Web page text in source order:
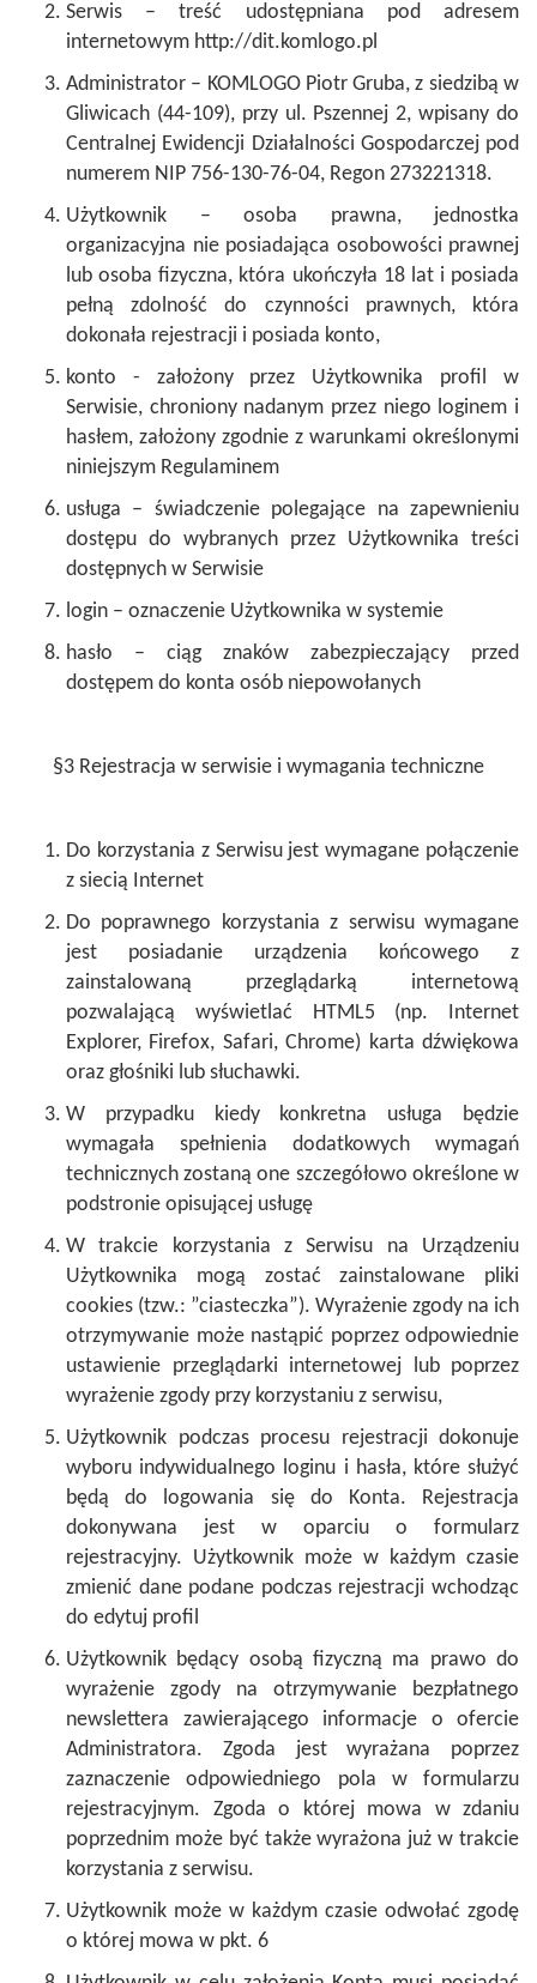
Serwis – treść udostępniana pod adresem
internetowym http://dit.komlogo.pl
Administrator – KOMLOGO Piotr Gruba, z siedzibą w
Gliwicach (44-109), przy ul. Pszennej 2, wpisany do
Centralnej Ewidencji Działalności Gospodarczej pod
numerem NIP 756-130-76-04, Regon 273221318.
Użytkownik – osoba prawna, jednostka
organizacyjna nie posiadająca osobowości prawnej
lub osoba fizyczna, która ukończyła 18 lat i posiada
pełną zdolność do czynności prawnych, która
dokonała rejestracji i posiada konto,
konto - założony przez Użytkownika profil w
Serwisie, chroniony nadanym przez niego loginem i
hasłem, założony zgodnie z warunkami określonymi
niniejszym Regulaminem
usługa – świadczenie polegające na zapewnieniu
dostępu do wybranych przez Użytkownika treści
dostępnych w Serwisie
login – oznaczenie Użytkownika w systemie
hasło – ciąg znaków zabezpieczający przed
dostępem do konta osób niepowołanych
§3 Rejestracja w serwisie i wymagania techniczne
Do korzystania z Serwisu jest wymagane połączenie
z siecią Internet
Do poprawnego korzystania z serwisu wymagane
jest posiadanie urządzenia końcowego z
zainstalowaną przeglądarką internetową
pozwalającą wyświetlać HTML5 (np. Internet
Explorer, Firefox, Safari, Chrome) karta dźwiękowa
oraz głośniki lub słuchawki.
W przypadku kiedy konkretna usługa będzie
wymagała spełnienia dodatkowych wymagań
technicznych zostaną one szczegółowo określone w
podstronie opisującej usługę
W trakcie korzystania z Serwisu na Urządzeniu
Użytkownika mogą zostać zainstalowane pliki
cookies (tzw.: ”ciasteczka”). Wyrażenie zgody na ich
otrzymywanie może nastąpić poprzez odpowiednie
ustawienie przeglądarki internetowej lub poprzez
wyrażenie zgody przy korzystaniu z serwisu,
Użytkownik podczas procesu rejestracji dokonuje
wyboru indywidualnego loginu i hasła, które służyć
będą do logowania się do Konta. Rejestracja
dokonywana jest w oparciu o formularz
rejestracyjny. Użytkownik może w każdym czasie
zmienić dane podane podczas rejestracji wchodząc
do edytuj profil
Użytkownik będący osobą fizyczną ma prawo do
wyrażenie zgody na otrzymywanie bezpłatnego
newslettera zawierającego informacje o ofercie
Administratora. Zgoda jest wyrażana poprzez
zaznaczenie odpowiedniego pola w formularzu
rejestracyjnym. Zgoda o której mowa w zdaniu
poprzednim może być także wyrażona już w trakcie
korzystania z serwisu.
Użytkownik może w każdym czasie odwołać zgodę
o której mowa w pkt. 6